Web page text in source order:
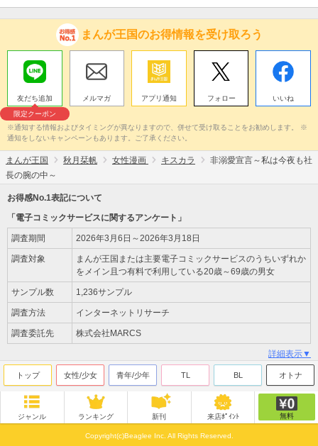
まんが王国のお得情報を受け取ろう
友だち追加
限定クーポン
メルマガ アプリ通知 フォロー いいね
※通知する情報およびタイミングが異なりますので、併せて受け取ることをお勧めします。 ※
通知をしないキャンペーンもあります。ご了承ください。
まんが王国 秋月栞帆 女性漫画 キスカラ
非溺愛宣言～私は今夜も社
長の腕の中～
お得感No.1表記について
「電子コミックサービスに関するアンケート」
調査期間 2026年3月6日～2026年3月18日
調査対象
まんが王国または主要電子コミックサービスのうちいずれか
をメイン且つ有料で利用している20歳～69歳の男女
サンプル数 1,236サンプル
調査方法 インターネットリサーチ
調査委託先 株式会社MARCS
詳細表示▼
トップ 女性/少女 青年/少年 TL BL オトナ
ジャンル ランキング 新刊 来店ﾎﾟｲﾝﾄ 無料
Copyright(c)Beaglee Inc. All Rights Reserved.